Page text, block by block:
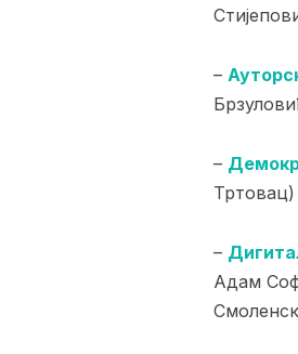
–
–
Тртовац)
–
Адам